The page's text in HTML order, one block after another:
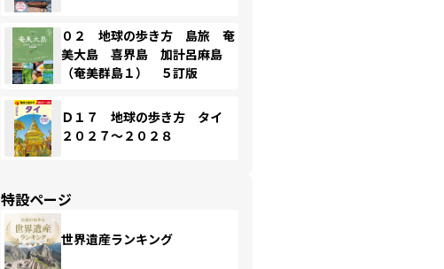
０２ 地球の歩き方 島旅 奄
美大島 喜界島 加計呂麻島
（奄美群島１） ５訂版
Ｄ１７ 地球の歩き方 タイ
２０２７～２０２８
特設ページ
世界遺産ランキング